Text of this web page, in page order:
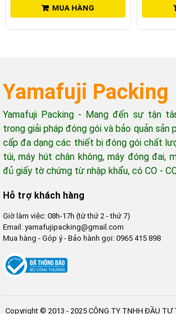
MUA HÀNG
Yamafuji Packing
Yamafuji Packing - Mang đến sự tận
trong giải pháp đóng gói và bảo quản sản
cấp đa dạng các thiết bị đóng gói chất
túi, máy hút chân không, máy đóng đai,
đủ giấy tờ chứng từ nhập khẩu, có CO -
Hỗ trợ khách hàng
Giờ làm việc: 08h-17h (từ thứ 2 - thứ 7)
Email: yamafujipacking@gmail.com
Mua hàng - Góp ý - Bảo hành gọi: 0965 415 898
Copyright © 2013 - 2025 CÔNG TY TNHH ĐẦU TƯ